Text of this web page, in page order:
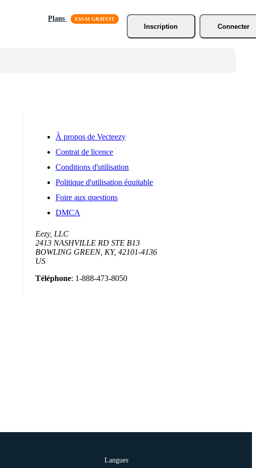
Plans
Inscription
Connecter
À propos de Vecteezy
Contrat de licence
Conditions d'utilisation
Politique d'utilisation équitable
Foire aux questions
DMCA
Eezy, LLC
2413 NASHVILLE RD STE B13
BOWLING GREEN, KY, 42101-4136
US
Téléphone: 1-888-473-8050
Langues